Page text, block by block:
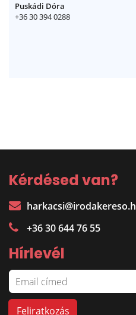
Puskádi Dóra
+36 30 394 0288
Kérdésed van?
+36 30 644 76 55
Hírlevél